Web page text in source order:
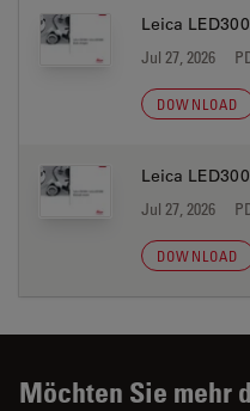
Leica
Jul 27, 2026
DOWNLOAD
Leica
Jul 27, 2026
DOWNLOAD
Möchten Sie mehr